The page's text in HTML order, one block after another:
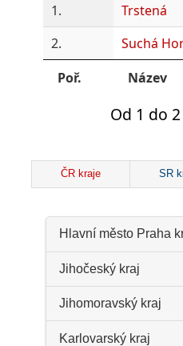
1.
Trstená
2.
Suchá
Poř.
Název
Od 1 do
ČR kraje SR
Hlavní město Praha
Jihočeský kraj
Jihomoravský kraj
Karlovarský kraj